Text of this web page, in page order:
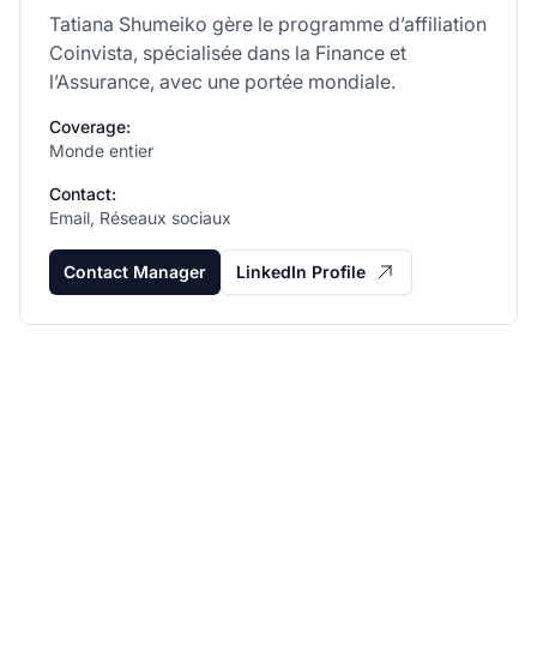
Tatiana Shumeiko gère le programme d’affiliation
Coinvista, spécialisée dans la Finance et
l’Assurance, avec une portée mondiale.
Coverage:
Monde entier
Contact:
Email, Réseaux sociaux
Contact Manager LinkedIn Profile